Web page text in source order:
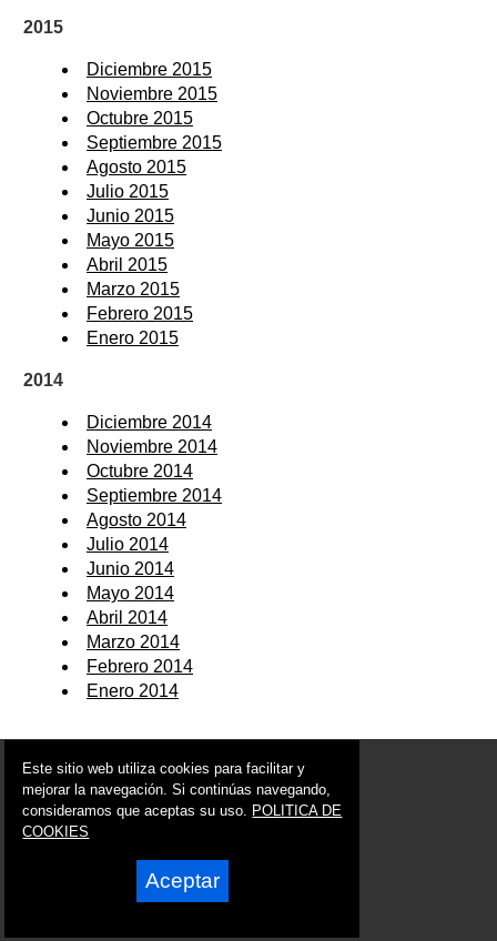
2015
Diciembre 2015
Noviembre 2015
Octubre 2015
Septiembre 2015
Agosto 2015
Julio 2015
Junio 2015
Mayo 2015
Abril 2015
Marzo 2015
Febrero 2015
Enero 2015
2014
Diciembre 2014
Noviembre 2014
Octubre 2014
Septiembre 2014
Agosto 2014
Julio 2014
Junio 2014
Mayo 2014
Abril 2014
Marzo 2014
Febrero 2014
Enero 2014
© 2006 - 2026 Portal de Calasparra Noticias
info@portaldecalasparra.es
Síguenos en:
Este sitio web utiliza cookies para facilitar y
mejorar la navegación. Si continúas navegando,
consideramos que aceptas su uso. POLITICA DE
COOKIES
Aceptar